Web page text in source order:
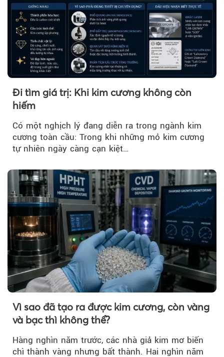
Đi tìm giá trị: Khi kim cương không còn
hiếm
Có một nghịch lý đang diễn ra trong ngành kim
cương toàn cầu: Trong khi những mỏ kim cương
tự nhiên ngày càng cạn kiệt…
Vì sao đã tạo ra được kim cương, còn vàng
và bạc thì không thể?
Hàng nghìn năm trước, các nhà giả kim mơ biến
chì thành vàng nhưng bất thành. Hai nghìn năm